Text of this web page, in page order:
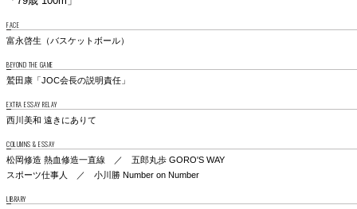
FACE
富永啓生（バスケットボール）
BEYOND THE GAME
鷲田康「JOC会長の説明責任」
EXTRA ESSAY RELAY
西川美和 遠きにありて
COLUMNS & ESSAY
松岡修造 熱血修造一直線 ／ 五郎丸歩 GORO'S WAY
スポーツ仕事人 ／ 小川勝 Number on Number
LIBRARY